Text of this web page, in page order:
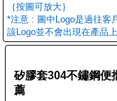
｛按圖可放大｝
*注意 : 圖中Logo是過往客
該Logo並不會出現在產品
矽膠套304不鏽鋼便
薦